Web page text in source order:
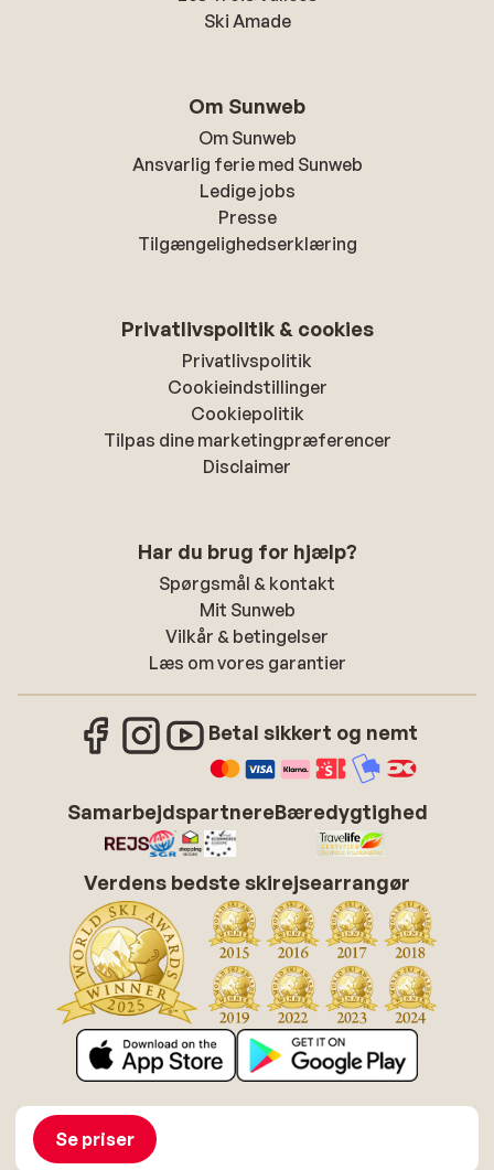
Se priser
Ski Amade
Om Sunweb
Om Sunweb
Ansvarlig ferie med Sunweb
Ledige jobs
Presse
Tilgængelighedserklæring
Privatlivspolitik & cookies
Privatlivspolitik
Cookieindstillinger
Cookiepolitik
Tilpas dine marketingpræferencer
Disclaimer
Har du brug for hjælp?
Spørgsmål & kontakt
Mit Sunweb
Vilkår & betingelser
Læs om vores garantier
Betal sikkert og nemt
SamarbejdspartnereBæredygtighed
Verdens bedste skirejsearrangør
Om Sunweb Job hos Sunweb
Tilgængelighedserklæring